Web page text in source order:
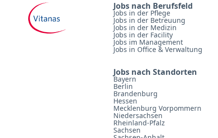
Jobs nach Berufsfeld
Jobs in der Pflege
Jobs in der Betreuung
Jobs in der Medizin
Jobs in der Facility
Jobs im Management
Jobs in Office & Verwaltung
Jobs nach Standorten
Bayern
Berlin
Brandenburg
Hessen
Mecklenburg Vorpommern
Niedersachsen
Rheinland-Pfalz
Sachsen